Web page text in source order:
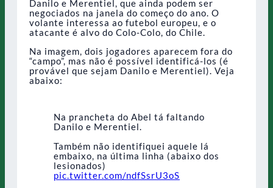
Danilo e Merentiel, que ainda podem ser
negociados na janela do começo do ano. O
volante interessa ao futebol europeu, e o
atacante é alvo do Colo-Colo, do Chile.
Na imagem, dois jogadores aparecem fora do
“campo”, mas não é possível identificá-los (é
provável que sejam Danilo e Merentiel). Veja
abaixo:
Na prancheta do Abel tá faltando
Danilo e Merentiel.
Também não identifiquei aquele lá
embaixo, na última linha (abaixo dos
lesionados)
pic.twitter.com/ndfSsrU3oS